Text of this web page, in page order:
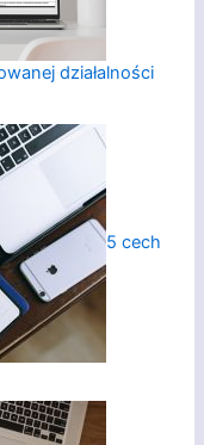
działalności
5 cech